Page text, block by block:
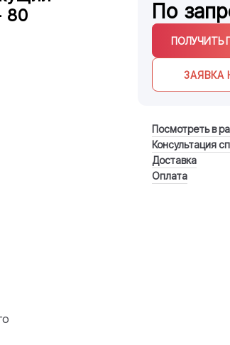
80
По
ПОЛУЧИТЬ
ЗАЯВКА
Посмотреть в
Консультация
Доставка
Оплата